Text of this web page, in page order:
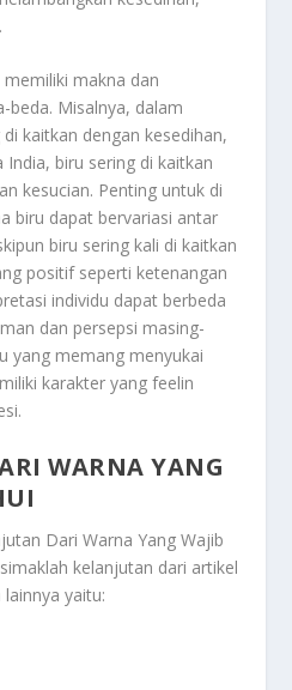
makna dan
beda. Misalnya, dalam
kaitkan dengan kesedihan,
biru sering di kaitkan
kesucian. Penting untuk di
biru dapat bervariasi antar
biru sering kali di kaitkan
positif seperti ketenangan
individu dapat berbeda
dan persepsi masing-
yang memang menyukai
karakter yang feelin
WARNA YANG
Dari Warna Yang Wajib
kelanjutan dari artikel
yaitu: